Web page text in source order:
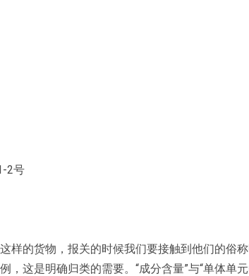
2号
样的货物，报关的时候我们要接触到他们的俗
，这是明确归类的需要。“成分含量”与“单体单